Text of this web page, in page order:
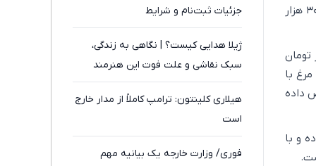
۳۳۰ تا ۳۴۰ هزار تومان در بازار عرضه می‌شود. این ارقام نشان می‌دهد قیمت مرغ زنده حدود ۳۰ هزار
است. ران مرغ در محدوده ۳۴۰ تا ۳۵۰ هزار تومان
مرغ با
داده
و با
جزئیات ثبت‌نام و شرایط
ژیلا هدایی کیست؟ | نگاهی به زندگی،
سبک نقاشی و علت فوت این هنرمند
هیلاری کلینتون: ترامپ کاملاً از مدار خارج
است
فوری/ وزارت خارجه یک بیانیه مهم